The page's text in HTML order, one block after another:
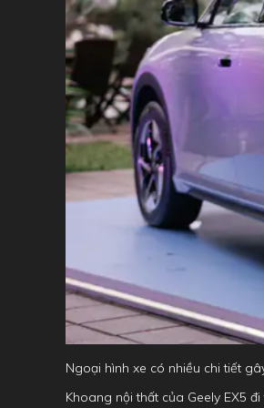
Ngoại hình xe có nhiều chi tiết
Khoang nội thất của Geely EX5